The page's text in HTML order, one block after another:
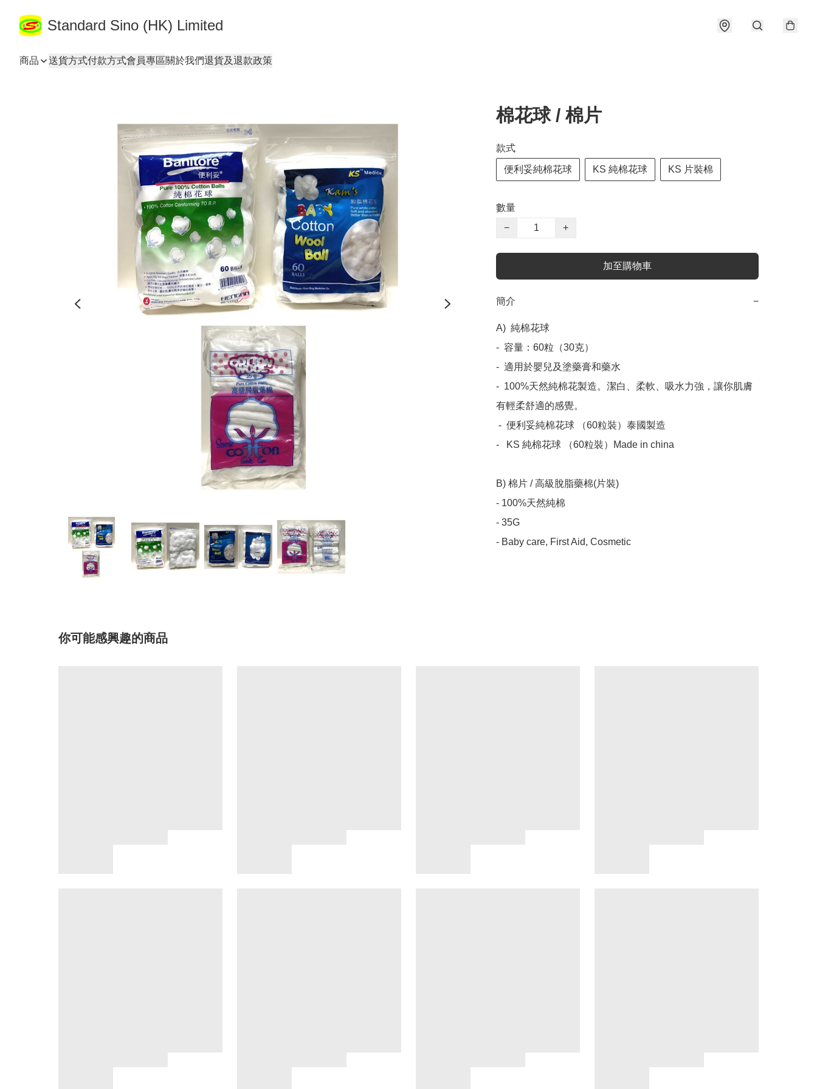
Standard Sino (HK) Limited
商品 送貨方式付款方式會員專區關於我們退貨及退款政策
棉花球 / 棉片
款式
便利妥純棉花球 KS 純棉花球 KS 片裝棉
數量
−
+
加至購物車
簡介 −
A)  純棉花球
-  容量：60粒（30克）
-  適用於嬰兒及塗藥膏和藥水
-  100%天然純棉花製造。潔白、柔軟、吸水力強，讓你肌膚
有輕柔舒適的感覺。
-   KS 純棉花球 （60粒裝）Made in china
B) 棉片 / 高級脫脂藥棉(片裝)
- 100%天然純棉
- 35G
你可能感興趣的商品